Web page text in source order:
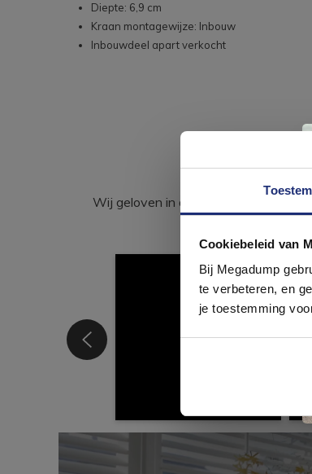
Cookiebeleid van
Bij Megadump
te verbeteren, en
je toestemming
Diepte: 6,9 cm
Kraan montagewijze: Inbouw
Inbouwdeel apart verkocht
Wij geloven in de kracht van delen.